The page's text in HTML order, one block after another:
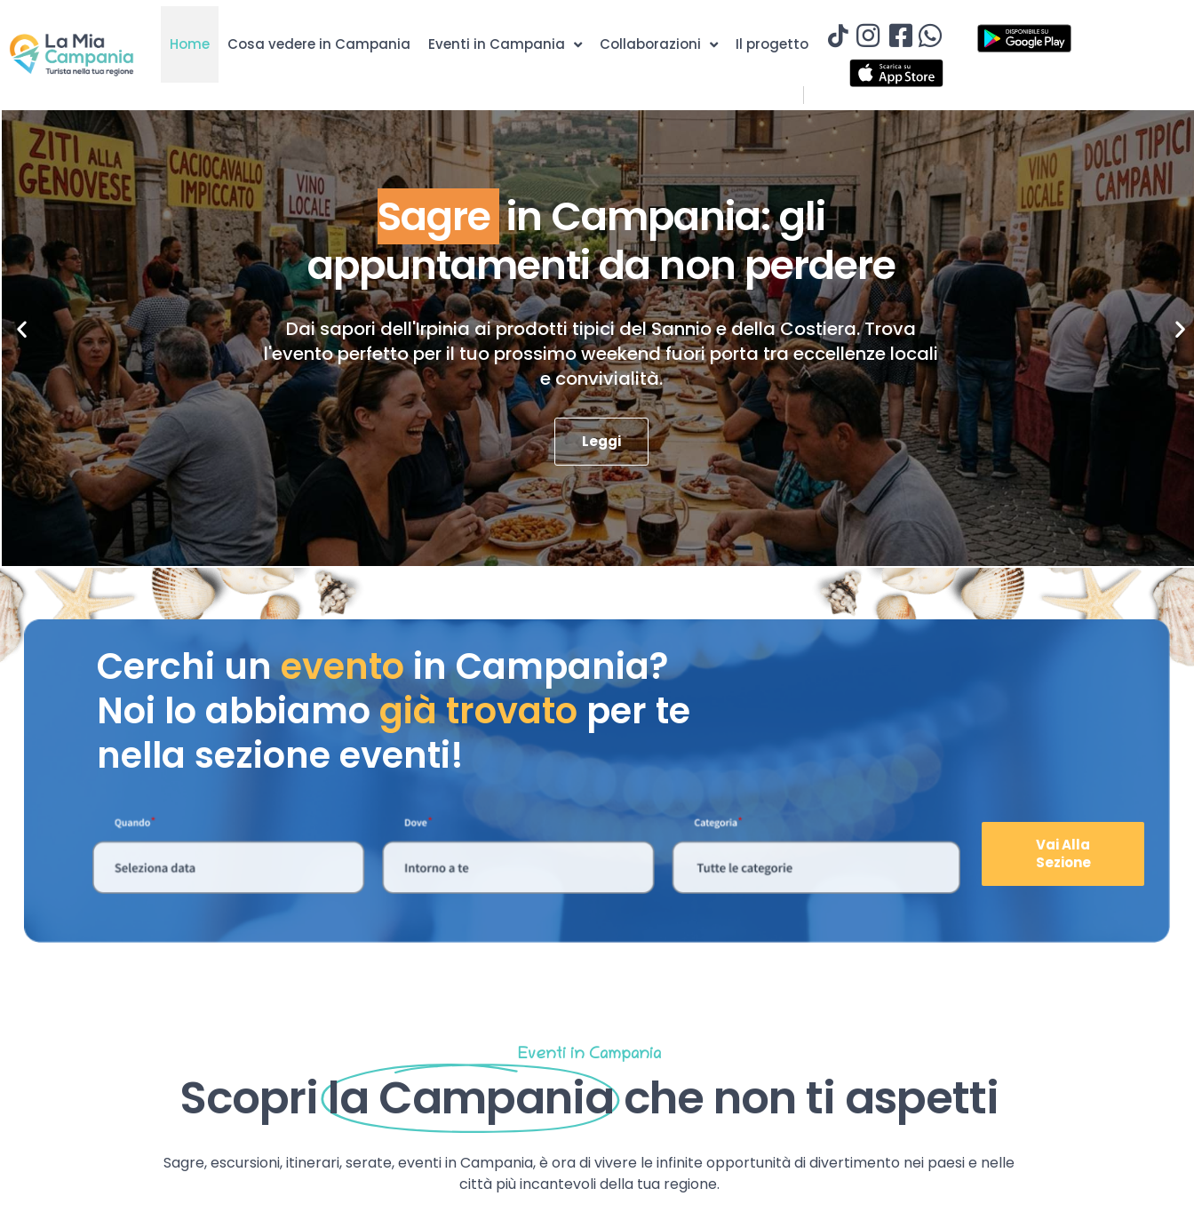
Home Cosa vedere in Campania Eventi in Campania Collaborazioni Il progetto
Sagre in Campania: gli
appuntamenti da non perdere
Dai sapori dell'Irpinia ai prodotti tipici del Sannio e della Costiera. Trova
l'evento perfetto per il tuo prossimo weekend fuori porta tra eccellenze locali
e convivialità.
Leggi
Cerchi uneventoin Campania?
Noi lo abbiamogià trovato per te
nella sezione eventi!
Vai Alla
Sezione
Eventi in Campania
Scoprila Campaniache non ti aspetti
Sagre, escursioni, itinerari, serate, eventi in Campania, è ora di vivere le infinite opportunità di divertimento nei paesi e nelle
città più incantevoli della tua regione.